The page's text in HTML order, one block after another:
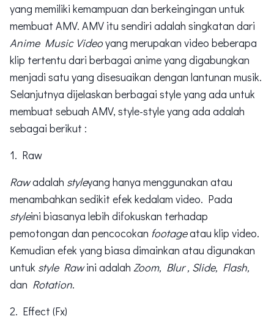
yang memiliki kemampuan dan berkeingingan untuk
membuat AMV. AMV itu sendiri adalah singkatan dari
Anime Music Videoyang merupakan video beberapa
klip tertentu dari berbagai anime yang digabungkan
menjadi satu yang disesuaikan dengan lantunan musik.
Selanjutnya dijelaskan berbagai style yang ada untuk
membuat sebuah AMV, style-style yang ada adalah
sebagai berikut :
1. Raw
Rawadalah styleyang hanya menggunakan atau
menambahkan sedikit efek kedalam video. Pada
styleini biasanya lebih difokuskan terhadap
pemotongan dan pencocokan footageatau klip video.
Kemudian efek yang biasa dimainkan atau digunakan
untuk style Rawini adalah Zoom, Blur , Slide, Flash,
dan Rotation.
2. Effect (Fx)